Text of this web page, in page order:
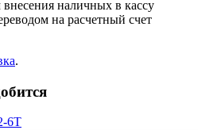
наличных в кассу
на расчетный счет
.
6Т